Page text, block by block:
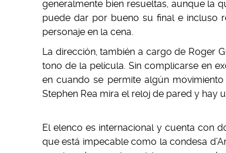
generalmente bien resueltas, aunque la
puede dar por bueno su final e incluso
personaje en la cena.
La dirección, también a cargo de Roger
tono de la película. Sin complicarse en
en cuando se permite algún
Stephen Rea mira el reloj de pared y hay
El elenco es internacional y cuenta con
que está impecable como la condesa